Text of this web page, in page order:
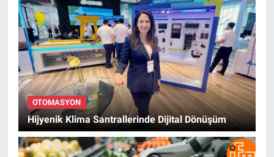
OTOMASYON
Hijyenik Klima Santrallerinde Dijital Dönüşüm